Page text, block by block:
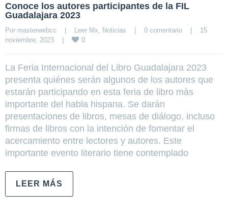
Conoce los autores participantes de la FIL
Guadalajara 2023
Por masterwebcc | Leer Mx Noticias | 0 comentario |
15
noviembre, 2023 | 0
La Feria Internacional del Libro Guadalajara 2023
presenta quiénes serán algunos de los autores que
estarán participando en esta feria de libro más
importante del habla hispana. Se darán
presentaciones de libros, mesas de diálogo, incluso
firmas de libros con la intención de fomentar el
acercamiento entre lectores y autores. Este
importante evento literario tiene contemplado
LEER MÁS